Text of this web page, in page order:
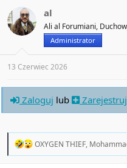
i
o
al
Ali al Forumiani,
Administrator
13 Czerwiec 2026
Zaloguj lub
R
OXYGEN THIEF,